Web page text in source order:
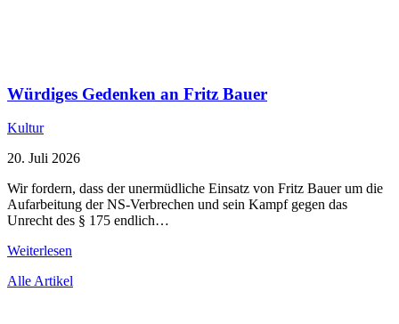
Würdiges Gedenken an Fritz Bauer
Kultur
20. Juli 2026
Wir fordern, dass der unermüdliche Einsatz von Fritz Bauer um die
Aufarbeitung der NS-Verbrechen und sein Kampf gegen das
Unrecht des § 175 endlich…
Weiterlesen
Alle Artikel